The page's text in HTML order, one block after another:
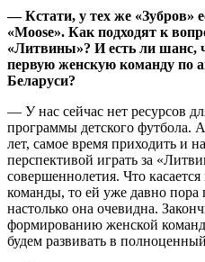
— Кстати, у тех же «Зубров»
«Moose». Как подходят к
«Литвины»? И есть ли
первую женскую команду по
Беларуси?
— У нас сейчас нет ресурсов
программы детского футбола.
лет, самое время приходить и
перспективой играть за
совершеннолетия. Что
команды, то ей уже давно пора
настолько она очевидна.
формированию женской
будем развивать в